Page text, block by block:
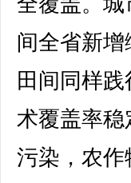
间全省新
田间同样
术覆盖率稳
污染，农